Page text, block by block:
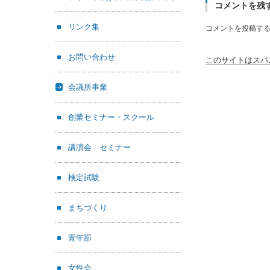
コメントを残
コメントを投稿す
このサイトはス
リンク集
お問い合わせ
会議所事業
創業セミナー・スクール
講演会 セミナー
検定試験
まちづくり
青年部
女性会